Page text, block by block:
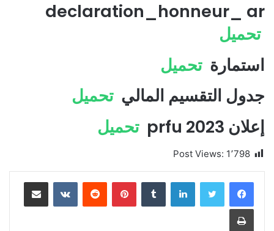
تحميل
استمارة تحميل
جدول التقسيم المالي تحميل
إعلان prfu 2023
تحميل
Post Views: 1٬798
لينكدإن بينتيريست مشاركة عبر البريد
طباعة